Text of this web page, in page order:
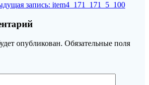
запись: item4_171_171_5_100
опубликован. Обязательные поля